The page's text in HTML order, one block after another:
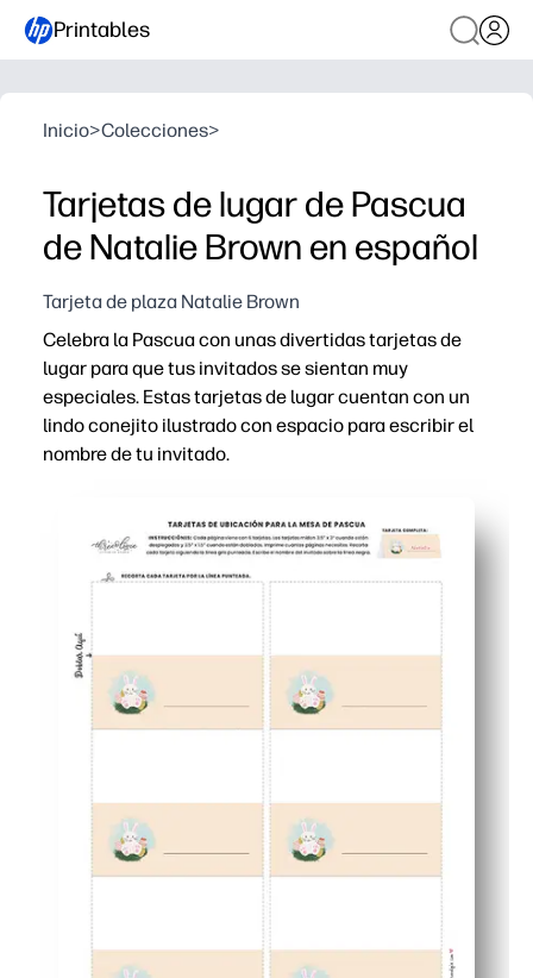
Printables
Inicio>Colecciones>
Tarjetas de lugar de Pascua
de Natalie Brown en español
Tarjeta de plaza Natalie Brown
Celebra la Pascua con unas divertidas tarjetas de
lugar para que tus invitados se sientan muy
especiales. Estas tarjetas de lugar cuentan con un
lindo conejito ilustrado con espacio para escribir el
nombre de tu invitado.